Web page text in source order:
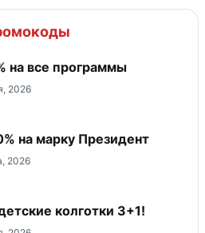
на все программы
2026
на марку Президент
2026
колготки 3+1!